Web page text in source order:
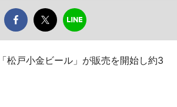
松戸小金ビール」が販売を開始し約3